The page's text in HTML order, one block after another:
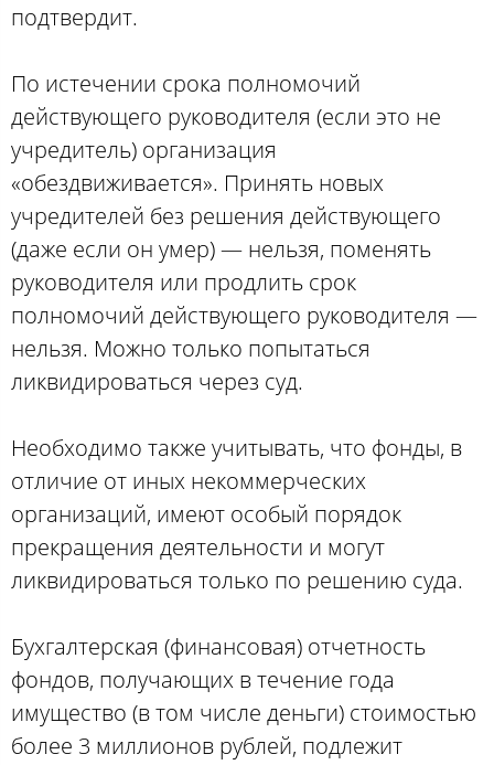
подтвердит.
По истечении срока полномочий
действующего руководителя (если это не
учредитель) организация
«обездвиживается». Принять новых
учредителей без решения действующего
(даже если он умер) — нельзя, поменять
руководителя или продлить срок
полномочий действующего руководителя —
нельзя. Можно только попытаться
ликвидироваться через суд.
Необходимо также учитывать, что фонды, в
отличие от иных некоммерческих
организаций, имеют особый порядок
прекращения деятельности и могут
ликвидироваться только по решению суда.
Бухгалтерская (финансовая) отчетность
фондов, получающих в течение года
имущество (в том числе деньги) стоимостью
более 3 миллионов рублей, подлежит